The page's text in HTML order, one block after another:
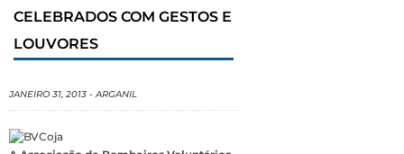
CELEBRADOS COM GESTOS E
LOUVORES
JANEIRO 31, 2013 -ARGANIL